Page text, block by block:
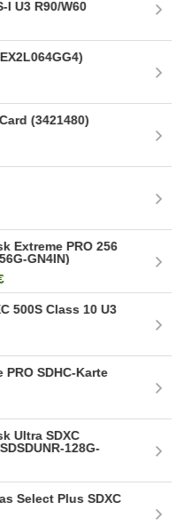
I U3 R90/W60
(3421480)
Extreme PRO 256
GN4IN)
500S Class 10 U3
PRO SDHC-Karte
Ultra SDXC
128G-
Select Plus SDXC